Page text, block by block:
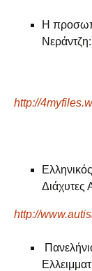
Η
Νεράντζη:
http://
Διάχυτες
http://